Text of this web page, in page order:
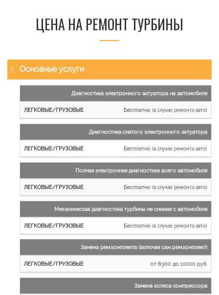
ЦЕНА НА РЕМОНТ ТУРБИНЫ
Основные услуги
работы
Легковые
и
Грузовые
автомобили
Диагностика электронного актуатора на автомобиле
Бесплатно (в случае ремонта авто)
Диагностика снятого электронного актуатора
Бесплатно (в случае ремонта авто)
Полная электронная диагностика всего автомобиля
Бесплатно (в случае ремонта авто)
Механическая диагностика турбины не снимая с автомобиля
Бесплатно (в случае ремонта авто)
Замена рем.комплекта (включая сам рем.комплект)
от 8300 до 11000 руб.
Замена колеса компрессора